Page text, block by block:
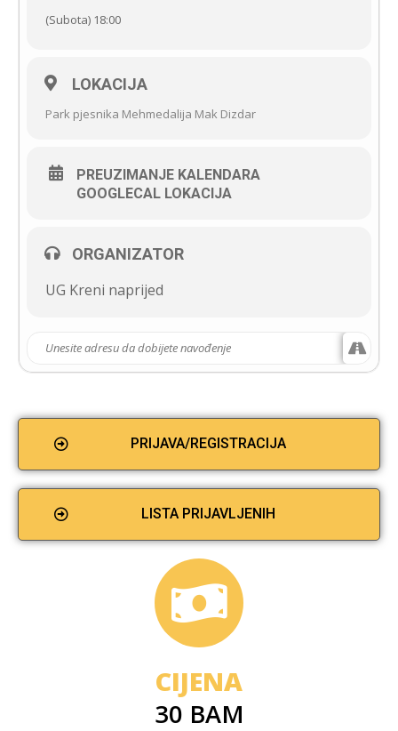
(Subota) 18:00
LOKACIJA
Park pjesnika Mehmedalija Mak Dizdar
PREUZIMANJE KALENDARA
GOOGLECAL LOKACIJA
ORGANIZATOR
UG Kreni naprijed
PRIJAVA/REGISTRACIJA
LISTA PRIJAVLJENIH
CIJENA
30 BAM